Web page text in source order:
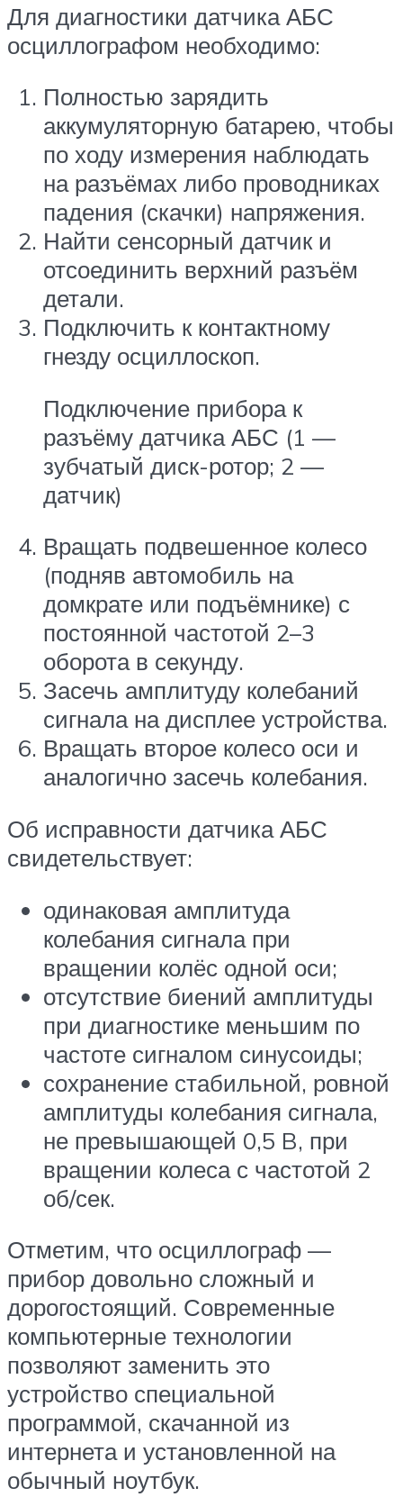
Для диагностики датчика АБС
осциллографом необходимо:
Полностью зарядить
аккумуляторную батарею, чтобы
по ходу измерения наблюдать
на разъёмах либо проводниках
падения (скачки) напряжения.
Найти сенсорный датчик и
отсоединить верхний разъём
детали.
Подключить к контактному
гнезду осциллоскоп.
Подключение прибора к
разъёму датчика АБС (1 —
зубчатый диск-ротор; 2 —
датчик)
Вращать подвешенное колесо
(подняв автомобиль на
домкрате или подъёмнике) с
постоянной частотой 2–3
оборота в секунду.
Засечь амплитуду колебаний
сигнала на дисплее устройства.
Вращать второе колесо оси и
аналогично засечь колебания.
Об исправности датчика АБС
свидетельствует:
одинаковая амплитуда
колебания сигнала при
вращении колёс одной оси;
отсутствие биений амплитуды
при диагностике меньшим по
частоте сигналом синусоиды;
сохранение стабильной, ровной
амплитуды колебания сигнала,
не превышающей 0,5 B, при
вращении колеса с частотой 2
об/сек.
Отметим, что осциллограф —
прибор довольно сложный и
дорогостоящий. Современные
компьютерные технологии
позволяют заменить это
устройство специальной
программой, скачанной из
интернета и установленной на
обычный ноутбук.